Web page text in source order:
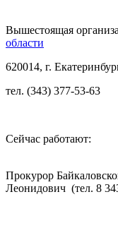
Вышестоящая
области
620014, г.
тел. (343) 377-53-63
Сейчас работают:
Прокурор
Леонидович (тел. 8